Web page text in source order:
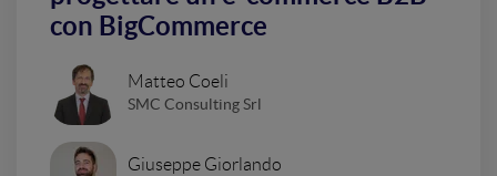
con BigCommerce
Matteo Coeli
SMC Consulting Srl
Giuseppe Giorlando